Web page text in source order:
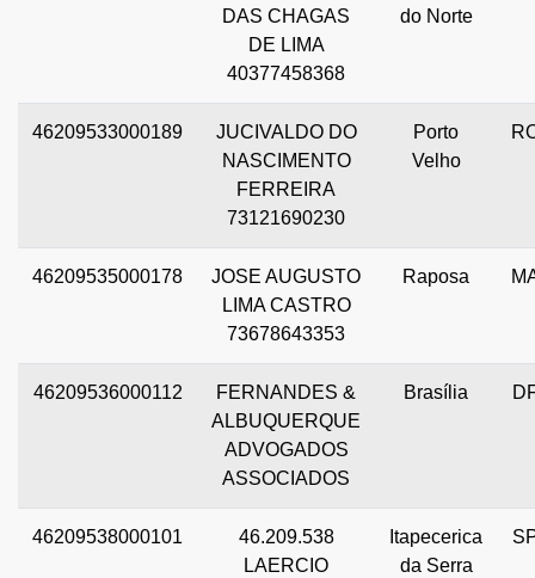
DAS CHAGAS
DE LIMA
40377458368
do Norte
46209533000189
JUCIVALDO DO
NASCIMENTO
FERREIRA
73121690230
Porto
Velho
46209535000178
JOSE AUGUSTO
LIMA CASTRO
73678643353
Raposa
46209536000112
FERNANDES &
ALBUQUERQUE
ADVOGADOS
ASSOCIADOS
Brasília
46209538000101
46.209.538
LAERCIO
Itapecerica
da Serra